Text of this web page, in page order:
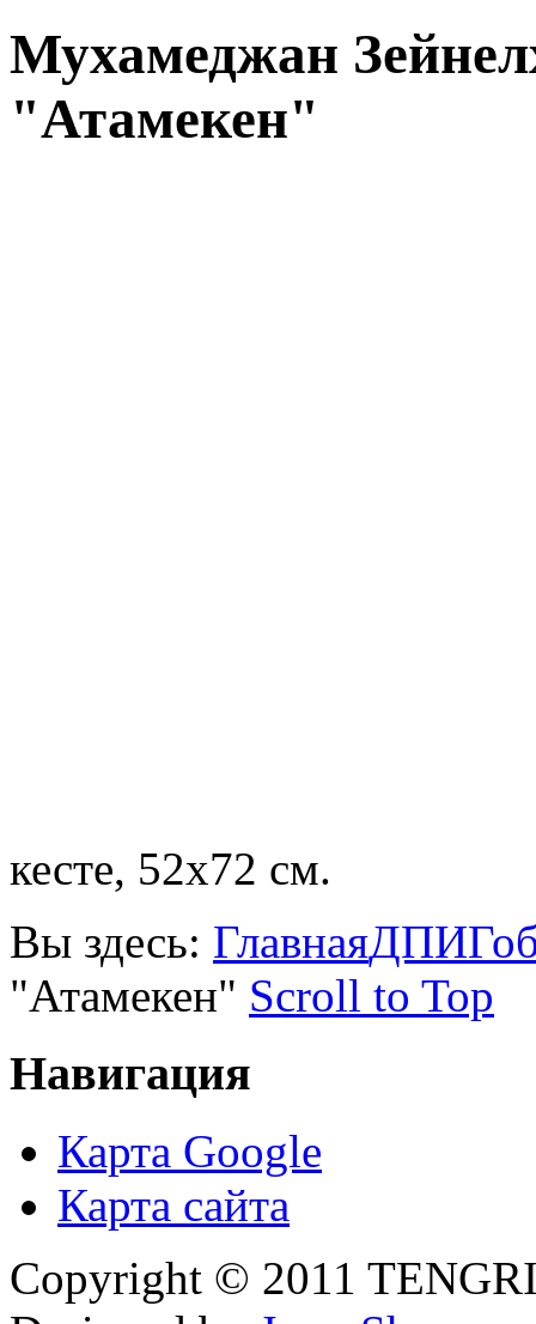
Мухамеджан
"Атамекен"
кесте, 52х72 см.
Вы здесь: ГлавнаяДПИ
"Атамекен" Scroll to Top
Навигация
Карта Google
Карта сайта
Copyright © 2011